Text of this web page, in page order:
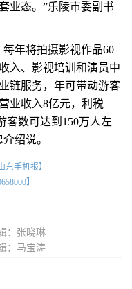
业态。”乐陵市委副书
年将拍摄影视作品60
入、影视培训和演员中
链服务，年可带动游客
业收入8亿元，利税
客数可达到150万人左
绍说。
东手机报】
】
：张晓琳
：马宝涛